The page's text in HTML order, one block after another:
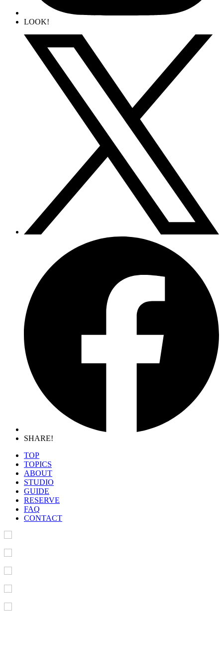
LOOK!
SHARE!
TOP
TOPICS
ABOUT
STUDIO
GUIDE
RESERVE
FAQ
CONTACT